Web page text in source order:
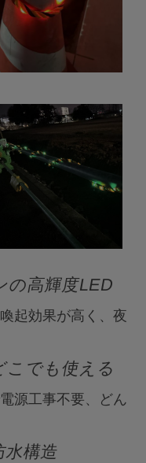
の高輝度LED
起効果が高く、夜
こでも使える
源工事不要、どん
水構造